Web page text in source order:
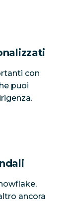
con
puoi
ancora